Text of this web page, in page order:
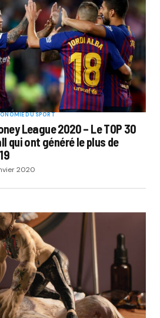
DU SPORT
League 2020 – Le TOP 30
qui ont généré le plus de
2020